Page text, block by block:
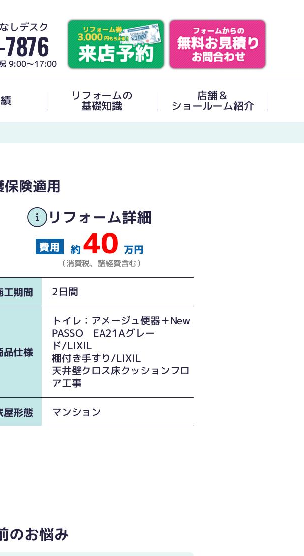
しデスク
9:00～17:00
リフォームの
基礎知識
店舗＆
ショールーム紹介
険適用
リフォーム詳細
約 40 万円
（消費税、諸経費含む）
工期間 2日間
品仕様
トイレ：アメージュ便器＋New
PASSO EA21Aグレー
ド/LIXIL
棚付き手すり/LIXIL
天井壁クロス床クッションフロ
ア工事
屋形態 マンション
のお悩み